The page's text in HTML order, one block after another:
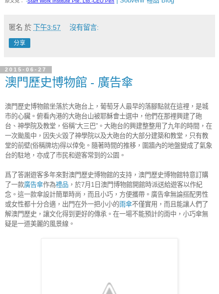
匿名 於 下午3:57 沒有留言:
分享
2015-06-27
澳門歷史博物館 - 廣告傘
澳門歷史博物館坐落於大砲台上，葡萄牙人最早的落腳點就在這裡，是城
市的心臟。俯看內港的大砲台山被耶穌會士選中，他們在那裡興建了砲
台、神學院及教堂，俗稱“大三巴”。大砲台的興建整整用了九年的時間，在
一次颱風中，因失火毀了神學院以及大砲台的大部分建築和教堂，只有教
堂的前壁(俗稱牌坊)得以倖免。隨著時間的推移，圍牆內的地盤變成了氣象
台的駐地，亦成了市民和遊客常到的公園。
爲了答謝遊客多年來對澳門歷史博物館的支持，澳門歷史博物館特意訂購
了一款廣告傘作為禮品 ，於7月1日澳門博物館開館時派送給遊客以作紀
念。這一款傘設計簡單時尚，而且小巧，方便攜帶。廣告傘無論搭配男性
或女性都十分合適，出門在外一把小小的雨傘不僅實用，而且能讓人們了
解澳門歷史，讓文化得到更好的傳承。在一場不能預計的雨中，小巧傘無
疑是一道美麗的風景線。